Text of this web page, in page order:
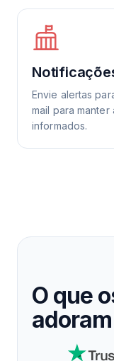
Envie alertas
mail para
informados.
O que